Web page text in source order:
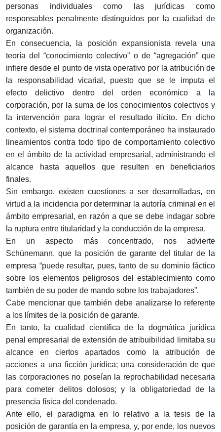
personas individuales como las jurídicas como
responsables penalmente distinguidos por la cualidad de
organización.
En consecuencia, la posición expansionista revela una
teoría del “conocimiento colectivo” o de “agregación” que
infiere desde el punto de vista operativo por la atribución de
la responsabilidad vicarial, puesto que se le imputa el
efecto delictivo dentro del orden económico a la
corporación, por la suma de los conocimientos colectivos y
la intervención para lograr el resultado ilícito. En dicho
contexto, el sistema doctrinal contemporáneo ha instaurado
lineamientos contra todo tipo de comportamiento colectivo
en el ámbito de la actividad empresarial, administrando el
alcance hasta aquellos que resulten en beneficiarios
finales.
Sin embargo, existen cuestiones a ser desarrolladas, en
virtud a la incidencia por determinar la autoría criminal en el
ámbito empresarial, en razón a que se debe indagar sobre
la ruptura entre titularidad y la conducción de la empresa.
En un aspecto más concentrado, nos advierte
Schünemann, que la posición de garante del titular de la
empresa “puede resultar, pues, tanto de su dominio fáctico
sobre los elementos peligrosos del establecimiento como
también de su poder de mando sobre los trabajadores”.
Cabe mencionar que también debe analizarse lo referente
a los límites de la posición de garante.
En tanto, la cualidad científica de la dogmática jurídica
penal empresarial de extensión de atribuibilidad limitaba su
alcance en ciertos apartados como la atribución de
acciones a una ficción jurídica; una consideración de que
las corporaciones no poseían la reprochabilidad necesaria
para cometer delitos dolosos; y la obligatoriedad de la
presencia física del condenado.
Ante ello, el paradigma en lo relativo a la tesis de la
posición de garantía en la empresa, y, por ende, los nuevos